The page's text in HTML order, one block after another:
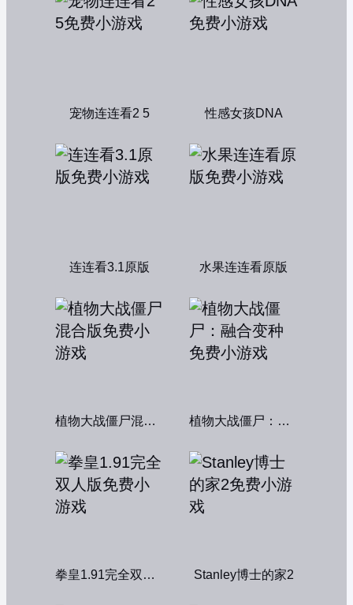
宠物连连看2 5 性感女孩DNA
连连看3.1原版 水果连连看原版
植物大战僵尸混合版 植物大战僵尸：融合变种
拳皇1.91完全双人版 Stanley博士的家2